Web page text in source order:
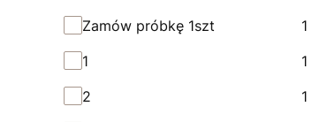
Kolor
Zamów próbkę 1szt
1
1
1
2
1